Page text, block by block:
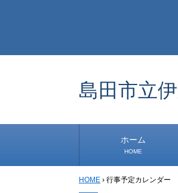
島田市立
ホーム
HOME
HOME › 行事予定カレンダー